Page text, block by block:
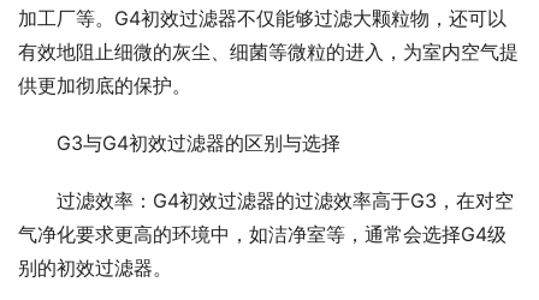
加工厂等。G4初效过滤器不仅能够过滤大颗粒物，还可以
有效地阻止细微的灰尘、细菌等微粒的进入，为室内空气提
供更加彻底的保护。
G3与G4初效过滤器的区别与选择
过滤效率：G4初效过滤器的过滤效率高于G3，在对空
气净化要求更高的环境中，如洁净室等，通常会选择G4级
别的初效过滤器。